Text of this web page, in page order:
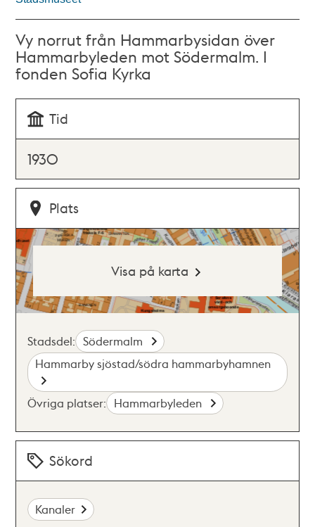
Vy norrut från Hammarbysidan över
Hammarbyleden mot Södermalm. I
fonden Sofia Kyrka
Tid
1930
Plats
Visa på karta
Stadsdel: Södermalm
Hammarby sjöstad/södra hammarbyhamnen
Övriga platser: Hammarbyleden
Sökord
Kanaler